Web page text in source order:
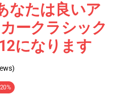
なたは良いア
ークラシック
になります